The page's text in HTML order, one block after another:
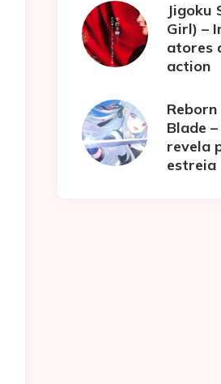
Jigoku
Girl) –
atores
action
Blade
revela
estreia